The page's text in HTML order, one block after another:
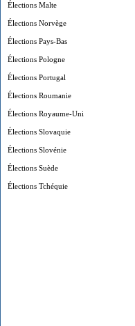
Élections Malte
Élections Norvège
Élections Pays-Bas
Élections Pologne
Élections Portugal
Élections Roumanie
Élections Royaume-Uni
Élections Slovaquie
Élections Slovénie
Élections Suède
Élections Tchéquie